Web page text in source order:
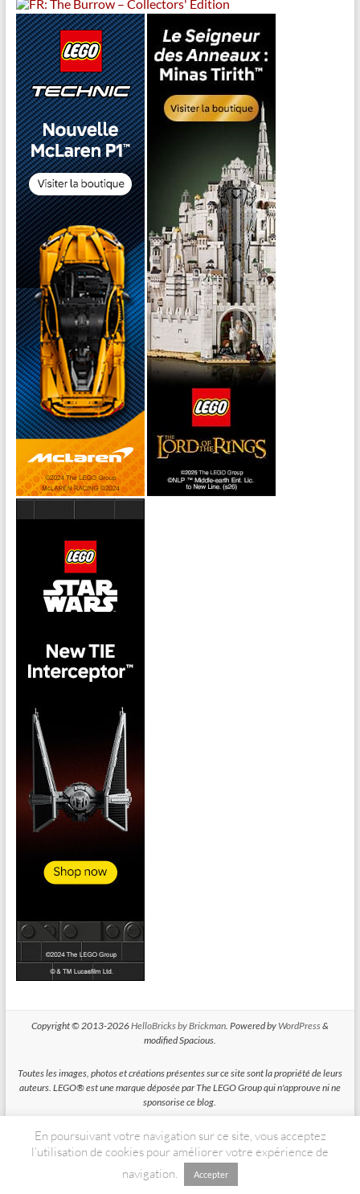
Copyright © 2013-2026HelloBricks by Brickman. Powered by WordPress&
modified Spacious.
Toutes les images, photos et créations présentes sur ce site sont la propriété de leurs
auteurs. LEGO® est une marque déposée par The LEGO Group qui n'approuve ni ne
sponsorise ce blog.
HelloBricks participe au Programme Partenaires d'Amazon EU, un programme
d'affiliation conçu pour permettre à des sites de percevoir une rémunération grace à
la création de liens vers Amazon.fr
En poursuivant votre navigation sur ce site, vous acceptez
l’utilisation de cookies pour améliorer votre expérience de
navigation.
Accepter